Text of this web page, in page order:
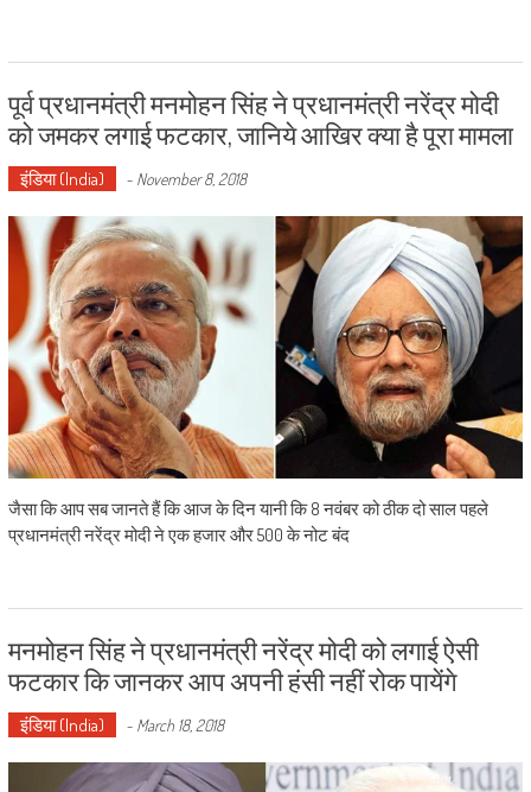
पूर्व प्रधानमंत्री मनमोहन सिंह ने प्रधानमंत्री नरेंद्र मोदी
को जमकर लगाई फटकार, जानिये आखिर क्या है पूरा मामला
इंडिया (India) - November 8, 2018
जैसा कि आप सब जानते हैं कि आज के दिन यानी कि 8 नवंबर को ठीक दो साल पहले
प्रधानमंत्री नरेंद्र मोदी ने एक हजार और 500 के नोट बंद
मनमोहन सिंह ने प्रधानमंत्री नरेंद्र मोदी को लगाई ऐसी
फटकार कि जानकर आप अपनी हंसी नहीं रोक पायेंगे
इंडिया (India) - March 18, 2018